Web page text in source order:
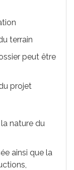
terrain
peut être
projet
nature du
ainsi que la